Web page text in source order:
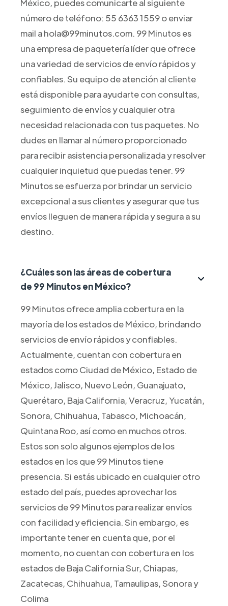
México, puedes comunicarte al siguiente
número de teléfono: 55 6363 1559 o enviar
mail a hola@99minutos.com. 99 Minutos es
una empresa de paquetería líder que ofrece
una variedad de servicios de envío rápidos y
confiables. Su equipo de atención al cliente
está disponible para ayudarte con consultas,
seguimiento de envíos y cualquier otra
necesidad relacionada con tus paquetes. No
dudes en llamar al número proporcionado
para recibir asistencia personalizada y resolver
cualquier inquietud que puedas tener. 99
Minutos se esfuerza por brindar un servicio
excepcional a sus clientes y asegurar que tus
envíos lleguen de manera rápida y segura a su
destino.
¿Cuáles son las áreas de cobertura
de 99 Minutos en México?
99 Minutos ofrece amplia cobertura en la
mayoría de los estados de México, brindando
servicios de envío rápidos y confiables.
Actualmente, cuentan con cobertura en
estados como Ciudad de México, Estado de
México, Jalisco, Nuevo León, Guanajuato,
Querétaro, Baja California, Veracruz, Yucatán,
Sonora, Chihuahua, Tabasco, Michoacán,
Quintana Roo, así como en muchos otros.
Estos son solo algunos ejemplos de los
estados en los que 99 Minutos tiene
presencia. Si estás ubicado en cualquier otro
estado del país, puedes aprovechar los
servicios de 99 Minutos para realizar envíos
con facilidad y eficiencia. Sin embargo, es
importante tener en cuenta que, por el
momento, no cuentan con cobertura en los
estados de Baja California Sur, Chiapas,
Zacatecas, Chihuahua, Tamaulipas, Sonora y
Colima